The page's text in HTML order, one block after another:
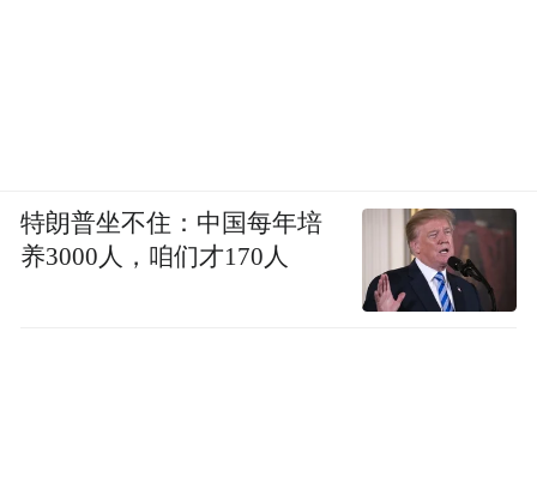
特朗普坐不住：中国每年培
养3000人，咱们才170人